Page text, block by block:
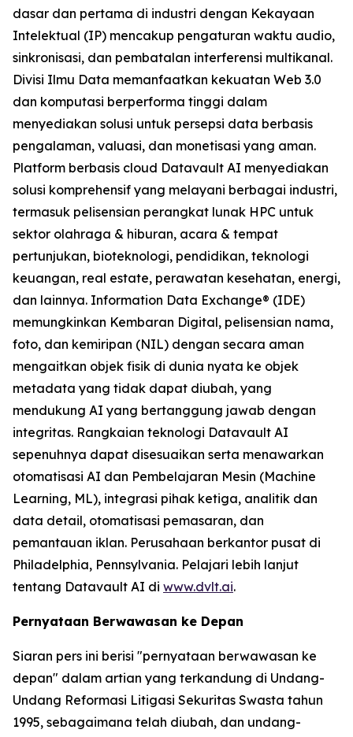
dasar dan pertama di industri dengan Kekayaan
Intelektual (IP) mencakup pengaturan waktu audio,
sinkronisasi, dan pembatalan interferensi multikanal.
Divisi Ilmu Data memanfaatkan kekuatan Web 3.0
dan komputasi berperforma tinggi dalam
menyediakan solusi untuk persepsi data berbasis
pengalaman, valuasi, dan monetisasi yang aman.
Platform berbasis cloud Datavault AI menyediakan
solusi komprehensif yang melayani berbagai industri,
termasuk pelisensian perangkat lunak HPC untuk
sektor olahraga & hiburan, acara & tempat
pertunjukan, bioteknologi, pendidikan, teknologi
keuangan, real estate, perawatan kesehatan, energi,
dan lainnya. Information Data Exchange® (IDE)
memungkinkan Kembaran Digital, pelisensian nama,
foto, dan kemiripan (NIL) dengan secara aman
mengaitkan objek fisik di dunia nyata ke objek
metadata yang tidak dapat diubah, yang
mendukung AI yang bertanggung jawab dengan
integritas. Rangkaian teknologi Datavault AI
sepenuhnya dapat disesuaikan serta menawarkan
otomatisasi AI dan Pembelajaran Mesin (Machine
Learning, ML), integrasi pihak ketiga, analitik dan
data detail, otomatisasi pemasaran, dan
pemantauan iklan. Perusahaan berkantor pusat di
Philadelphia, Pennsylvania. Pelajari lebih lanjut
tentang Datavault AI di www.dvlt.ai.
Pernyataan Berwawasan ke Depan
Siaran pers ini berisi "pernyataan berwawasan ke
depan" dalam artian yang terkandung di Undang-
Undang Reformasi Litigasi Sekuritas Swasta tahun
1995, sebagaimana telah diubah, dan undang-